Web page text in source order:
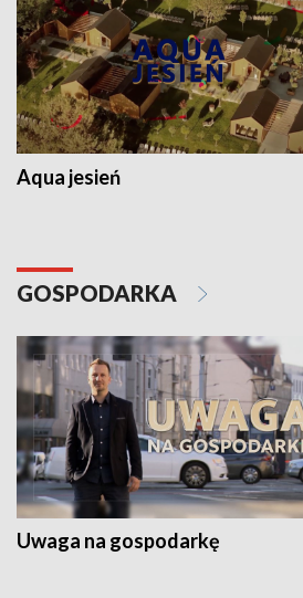
Aqua jesień
GOSPODARKA
Uwaga na gospodarkę